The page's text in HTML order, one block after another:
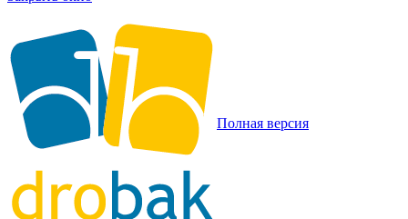
Полная версия